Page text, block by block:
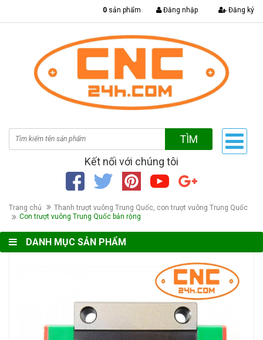
0 sản phẩm Đăng nhập Đăng ký
TÌM
Kết nối với chúng tôi
Trang chủ
Thanh trượt vuông Trung Quốc, con trượt vuông Trung Quốc
Con trượt vuông Trung Quốc bản rộng
DANH MỤC SẢN PHẨM